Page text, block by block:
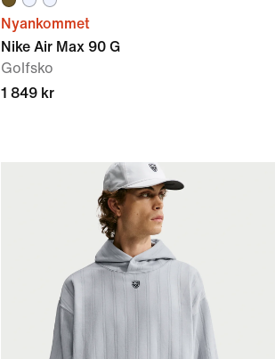
Nyankommet
Nike Air Max 90 G
Golfsko
1 849 kr